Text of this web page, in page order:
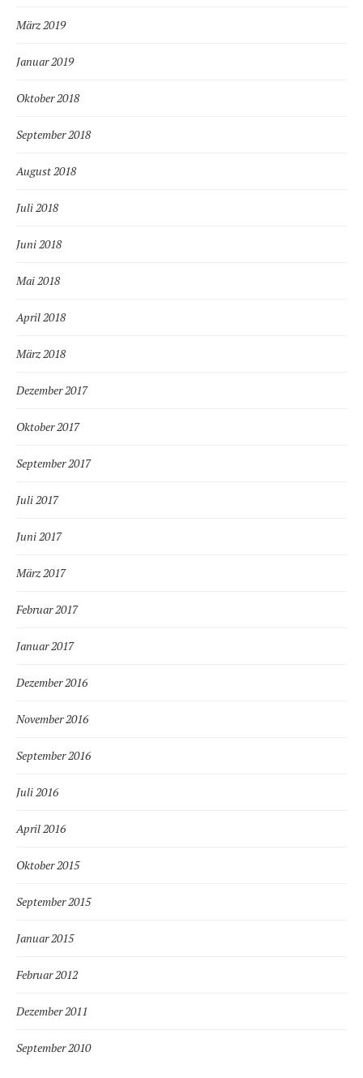
März 2019
Januar 2019
Oktober 2018
September 2018
August 2018
Juli 2018
Juni 2018
Mai 2018
April 2018
März 2018
Dezember 2017
Oktober 2017
September 2017
Juli 2017
Juni 2017
März 2017
Februar 2017
Januar 2017
Dezember 2016
November 2016
September 2016
Juli 2016
April 2016
Oktober 2015
September 2015
Januar 2015
Februar 2012
Dezember 2011
September 2010